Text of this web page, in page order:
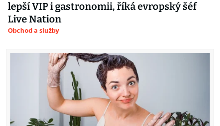
lepší VIP i gastronomii, říká evropský šéf
Live Nation
Obchod a služby